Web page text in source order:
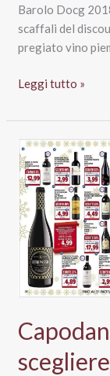
Barolo Docg
scaffali del
pregiato vino
Vino
volantino
verso
Natale.
Barolo
“CaDorá”
a
10,99
da
Penny:
sale
la
Leggi tutto »